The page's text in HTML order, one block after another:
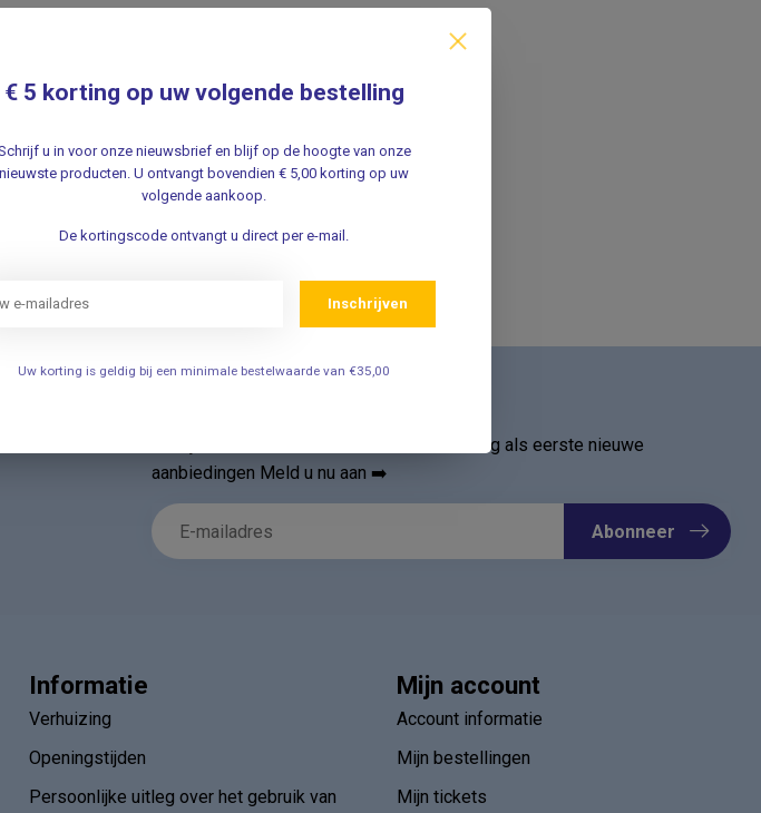
Schrijf u in voor onze nieuwsbrief en ontvang als eerste nieuwe
aanbiedingen Meld u nu aan ➡️
Abonneer
Informatie
Verhuizing
Openingstijden
Persoonlijke uitleg over het gebruik van
Mijn account
Account informatie
Mijn bestellingen
Mijn tickets
€ 5 korting op uw volgende bestelling
u in voor onze nieuwsbrief en blijf op de hoogte van onze
nieuwste producten. U ontvangt bovendien € 5,00 korting op uw
volgende aankoop.
De kortingscode ontvangt u direct per e-mail.
Inschrijven
Uw korting is geldig bij een minimale bestelwaarde van €35,00